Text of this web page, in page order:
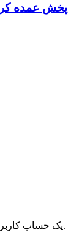
پخش عمده کرم
یک حساب کاربری رایگان برای ذخیره آیتم‌های محبوب ایجاد کنید.